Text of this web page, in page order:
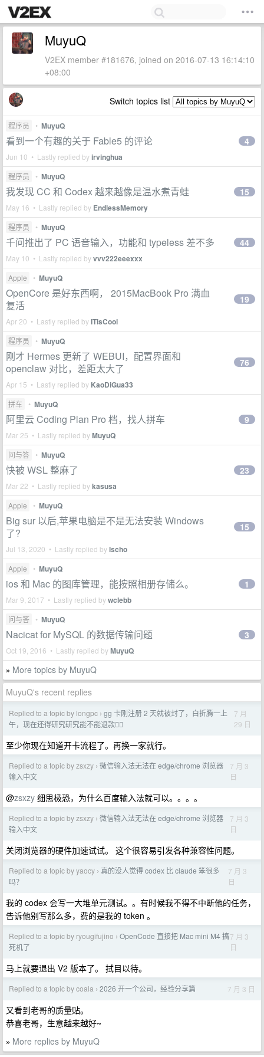
MuyuQ
V2EX member #181676, joined on 2016-07-13 16:14:10
+08:00
Switch topics list
程序员 • MuyuQ
看到一个有趣的关于 Fable5 的评论
Jun 10 • Lastly replied byirvinghua
4
程序员 • MuyuQ
我发现 CC 和 Codex 越来越像是温水煮青蛙
May 16 • Lastly replied by EndlessMemory
15
程序员 • MuyuQ
千问推出了 PC 语音输入，功能和 typeless 差不多
May 10 • Lastly replied byvvv222eeexxx
44
Apple • MuyuQ
OpenCore 是好东西啊， 2015MacBook Pro 满血
复活
Apr 20 • Lastly replied byITisCool
19
程序员 • MuyuQ
刚才 Hermes 更新了 WEBUI，配置界面和
openclaw 对比，差距太大了
Apr 15 • Lastly replied by KaoDiGua33
76
拼车 • MuyuQ
阿里云 Coding Plan Pro 档，找人拼车
Mar 25 • Lastly replied byMuyuQ
9
问与答 • MuyuQ
快被 WSL 整麻了
Mar 22 • Lastly replied bykasusa
23
Apple • MuyuQ
Big sur 以后,苹果电脑是不是无法安装 Windows
了?
Jul 13, 2020 • Lastly replied bylscho
15
Apple • MuyuQ
ios 和 Mac 的图库管理，能按照相册存储么。
Mar 9, 2017 • Lastly replied bywclebb
1
问与答 • MuyuQ
Nacicat for MySQL 的数据传输问题
Oct 19, 2016 • Lastly replied byMuyuQ
3
» More topics by MuyuQ
MuyuQ's recent replies
Replied to a topic by longpc › gg 卡刚注册 2 天就被封了，白折腾一上
午，现在还得研究研究能不能退款🙂‍↔️
7 月
29 日
至少你现在知道开卡流程了。再换一家就行。
Replied to a topic by zsxzy › 微信输入法无法在 edge/chrome 浏览器
输入中文
7 月 3
日
@zsxzy 细思极恐，为什么百度输入法就可以。。。。
Replied to a topic by zsxzy › 微信输入法无法在 edge/chrome 浏览器
输入中文
7 月 3
日
关闭浏览器的硬件加速试试。 这个很容易引发各种兼容性问题。
Replied to a topic by yaocy › 真的没人觉得 codex 比 claude 笨很多
吗？
7 月 3
日
我的 codex 会写一大堆单元测试。。有时候我不得不中断他的任务，
告诉他别写那么多，费的是我的 token 。
Replied to a topic by ryougifujino › OpenCode 直接把 Mac mini M4 搞
死机了
7 月 3
日
马上就要退出 V2 版本了。 拭目以待。
Replied to a topic by coala › 2026 开一个公司，经验分享篇 7 月 3 日
又看到老哥的质量贴。
恭喜老哥，生意越来越好~
» More replies by MuyuQ